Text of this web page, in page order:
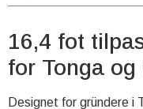
16,4 fot
for Tonga og
Designet for gründere i